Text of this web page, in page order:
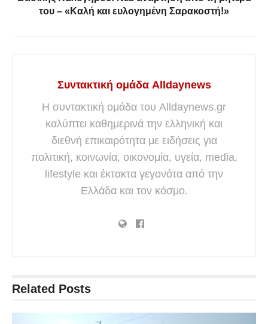
του – «Καλή και ευλογημένη Σαρακοστή!»
Συντακτική ομάδα Alldaynews
Η συντακτική ομάδα του Alldaynews.gr
καλύπτει καθημερινά την ελληνική και
διεθνή επικαιρότητα με ειδήσεις για
πολιτική, κοινωνία, οικονομία, υγεία, media,
lifestyle και έκτακτα γεγονότα από την
Ελλάδα και τον κόσμο.
Related Posts